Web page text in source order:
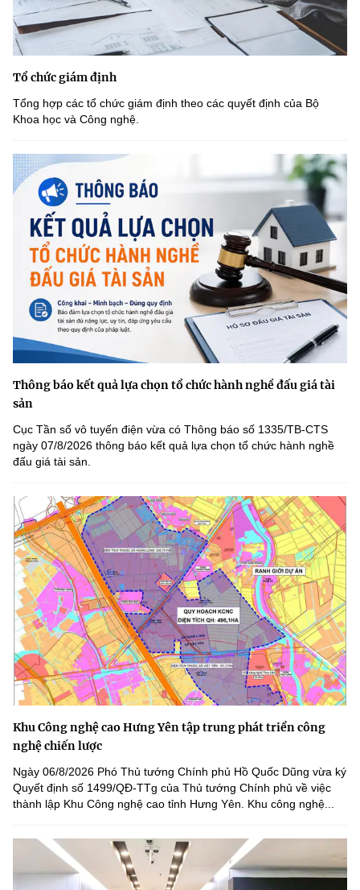
Tổ chức giám định
Tổng hợp các tổ chức giám định theo các quyết định của Bộ
Khoa học và Công nghệ.
Thông báo kết quả lựa chọn tổ chức hành nghề đấu giá tài
sản
Cục Tần số vô tuyến điện vừa có Thông báo số 1335/TB-CTS
ngày 07/8/2026 thông báo kết quả lựa chọn tổ chức hành nghề
đấu giá tài sản.
Khu Công nghệ cao Hưng Yên tập trung phát triển công
nghệ chiến lược
Ngày 06/8/2026 Phó Thủ tướng Chính phủ Hồ Quốc Dũng vừa ký
Quyết định số 1499/QĐ-TTg của Thủ tướng Chính phủ về việc
thành lập Khu Công nghệ cao tỉnh Hưng Yên. Khu công nghệ...